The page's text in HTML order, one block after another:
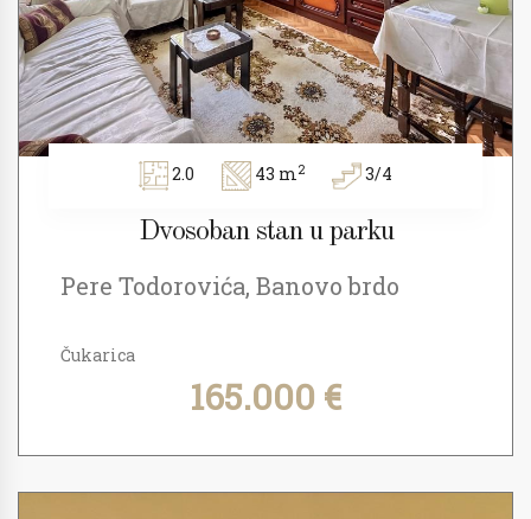
2.0 43 m2 3/4
Dvosoban stan u parku
Pere Todorovića, Banovo brdo
Čukarica
165.000 €